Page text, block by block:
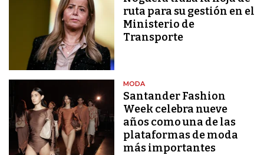
ruta para su gestión en el
Ministerio de
Transporte
MODA
Santander Fashion
Week celebra nueve
años como una de las
plataformas de moda
más importantes